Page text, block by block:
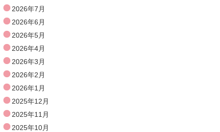
2026年7月
2026年6月
2026年5月
2026年4月
2026年3月
2026年2月
2026年1月
2025年12月
2025年11月
2025年10月